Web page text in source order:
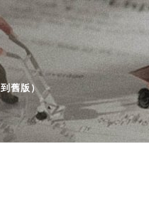
到舊版 ）